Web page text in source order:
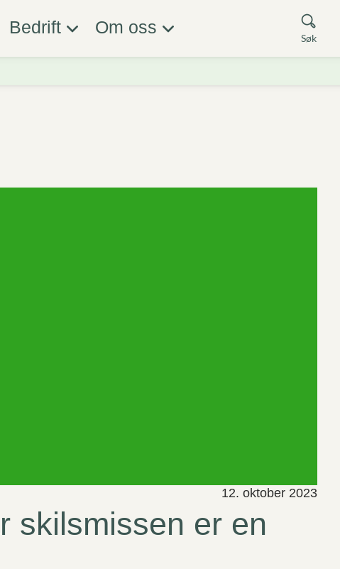
Bedrift Om oss
Søk
skilsmissen er en
12. oktober 2023